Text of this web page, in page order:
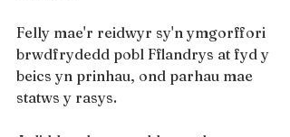
Felly mae'r reidwyr sy'n ymgorffori
brwdfrydedd pobl Fflandrys at fyd y
beics yn prinhau, ond parhau mae
statws y rasys.